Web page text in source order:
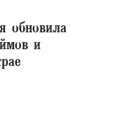
обновила
и